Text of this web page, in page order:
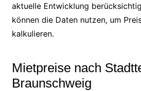
aktuelle Entwicklung
können die Daten nutzen, um
kalkulieren.
Mietpreise nach
Braunschweig